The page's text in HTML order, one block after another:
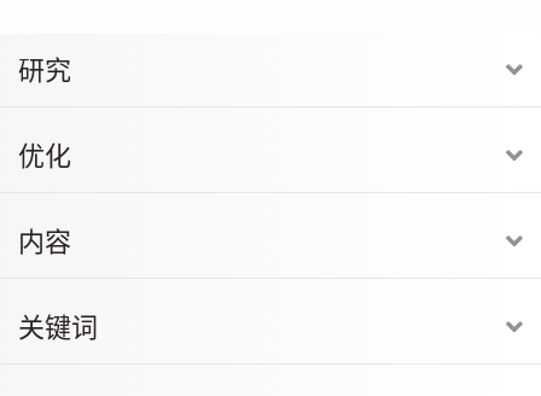
研究
优化
内容
关键词